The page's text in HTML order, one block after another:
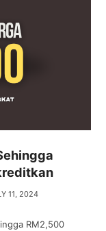
11, 2024
RM2,500